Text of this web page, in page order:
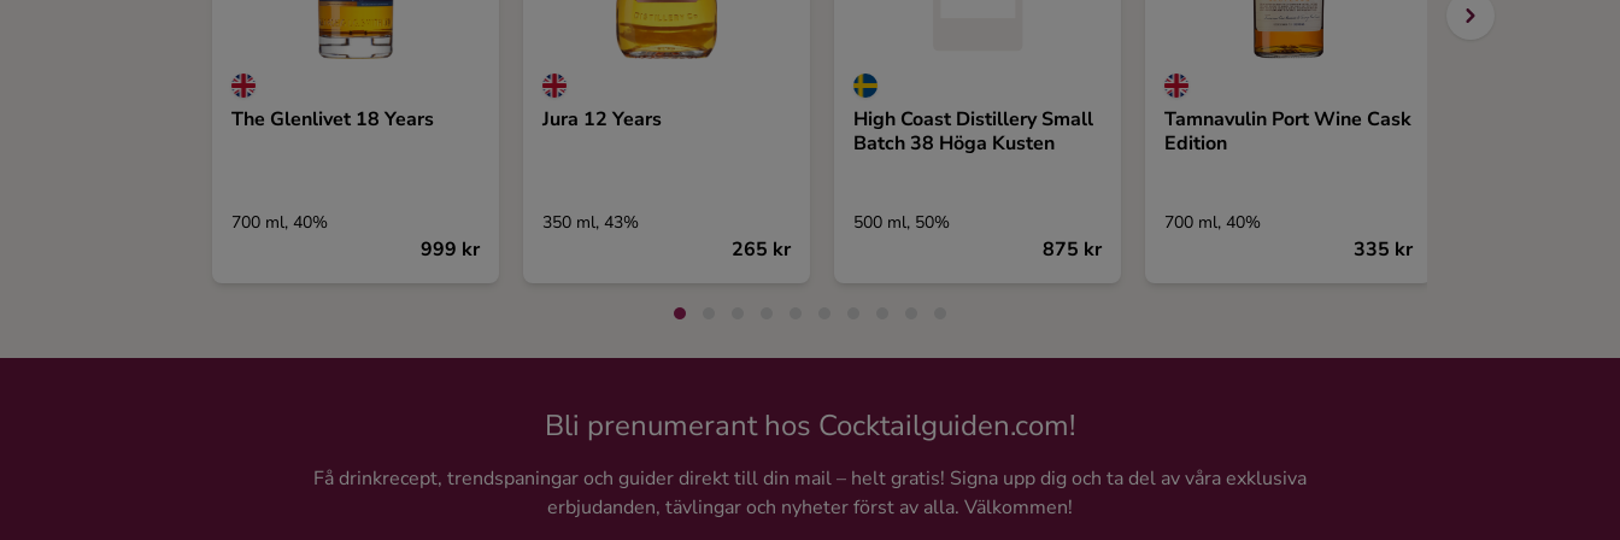
The Glenlivet 18 Years
700 ml, 40%
999 kr
Jura 12 Years
350 ml, 43%
265 kr
High Coast Distillery Small
Batch 38 Höga Kusten
500 ml, 50%
875 kr
Tamnavulin Port Wine Cask
Edition
700 ml, 40%
335 kr
Bli prenumerant hos Cocktailguiden.com!
Få drinkrecept, trendspaningar och guider direkt till din mail – helt gratis! Signa upp dig och ta del av våra exklusiva
erbjudanden, tävlingar och nyheter först av alla. Välkommen!